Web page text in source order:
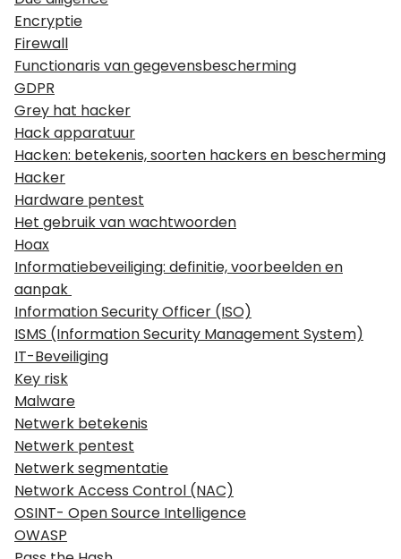
Encryptie
Firewall
Functionaris van gegevensbescherming
GDPR
Grey hat hacker
Hack apparatuur
Hacken: betekenis, soorten hackers en bescherming
Hacker
Hardware pentest
Het gebruik van wachtwoorden
Hoax
Informatiebeveiliging: definitie, voorbeelden en
aanpak
Information Security Officer (ISO)
ISMS (Information Security Management System)
IT-Beveiliging
Key risk
Malware
Netwerk betekenis
Netwerk pentest
Netwerk segmentatie
Network Access Control (NAC)
OSINT- Open Source Intelligence
OWASP